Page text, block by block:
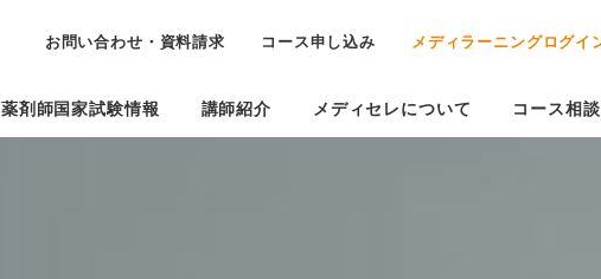
お問い合わせ・資料請求 コース申し込み メディラーニングログイ
薬剤師国家試験情報 講師紹介 メディセレについて コース相